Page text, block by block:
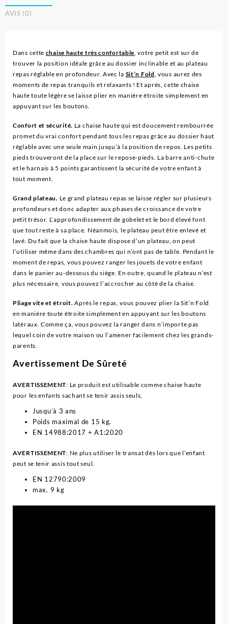
AVIS (0)
Dans cette chaise haute très confortable , votre petit est sur de
trouver la position idéale grâce au dossier inclinable et au plateau
repas réglable en profondeur. Avec la Sit’n Fold , vous aurez des
moments de repas tranquils et relaxants ! Et après, cette chaise
haute toute légère se laisse plier en manière étroite simplement en
appuyant sur les boutons.
Confort et sécurité. La chaise haute qui est doucement rembourrée
promet du vrai confort pendant tous les repas grâce au dossier haut
réglable avec une seule main jusqu’à la position de repos. Les petits
pieds trouveront de la place sur le repose-pieds. La barre anti-chute
et le harnais à 5 points garantissent la sécurité de votre enfant à
tout moment.
Grand plateau. Le grand plateau repas se laisse régler sur plusieurs
profondeurs et donc adapter aux phases de croissance de votre
petit trésor. L’approfondissement de gobelet et le bord élevé font
que tout reste à sa place. Néanmois, le plateau peut être enlevé et
lavé. Du fait que la chaise haute dispose d’un plateau, on peut
l’utiliser même dans des chambres qui n’ont pas de table. Pendant le
moment de repas, vous pouvez ranger les jouets de votre enfant
dans le panier au-dessous du siège. En outre, quand le plateau n’est
plus nécessaire, vous pouvez l’accrocher au côté de la chaise.
Pliage vite et étroit. Après le repas, vous pouvez plier la Sit’n Fold
en manière toute étroite simplement en appuyant sur les boutons
latéraux. Comme ça, vous pouvez la ranger dans n’importe pas
lequel coin de votre maison ou l’amener facilement chez les grands-
parents.
Avertissement De Sûreté
AVERTISSEMENT: Le produit est utilisable comme chaise haute
pour les enfants sachant se tenir assis seuls,
Jusqu’à 3 ans
Poids maximal de 15 kg.
EN 14988:2017 + A1:2020
AVERTISSEMENT: Ne plus utiliser le transat dès lors que l’enfant
peut se tenir assis tout seul.
EN 12790:2009
max. 9 kg